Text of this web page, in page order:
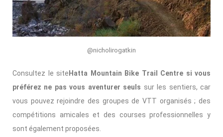
@nicholirogatkin
Consultez le site Hatta Mountain Bike Trail Centre si vous
préférez ne pas vous aventurer seuls sur les sentiers, car
vous pouvez rejoindre des groupes de VTT organisés ; des
compétitions amicales et des courses professionnelles y
sont également proposées.